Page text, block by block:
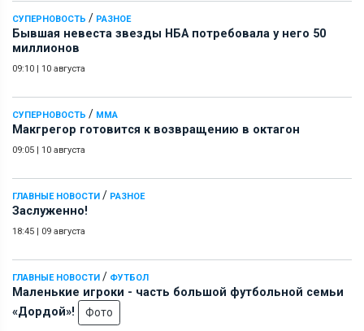
СУПЕРНОВОСТЬ / РАЗНОЕ
Бывшая невеста звезды НБА потребовала у него 50
миллионов
09:10 | 10 августа
СУПЕРНОВОСТЬ / ММА
Макгрегор готовится к возвращению в октагон
09:05 | 10 августа
ГЛАВНЫЕ НОВОСТИ / РАЗНОЕ
Заслуженно!
18:45 | 09 августа
ГЛАВНЫЕ НОВОСТИ / ФУТБОЛ
Маленькие игроки - часть большой футбольной семьи
«Дордой»!
Фото